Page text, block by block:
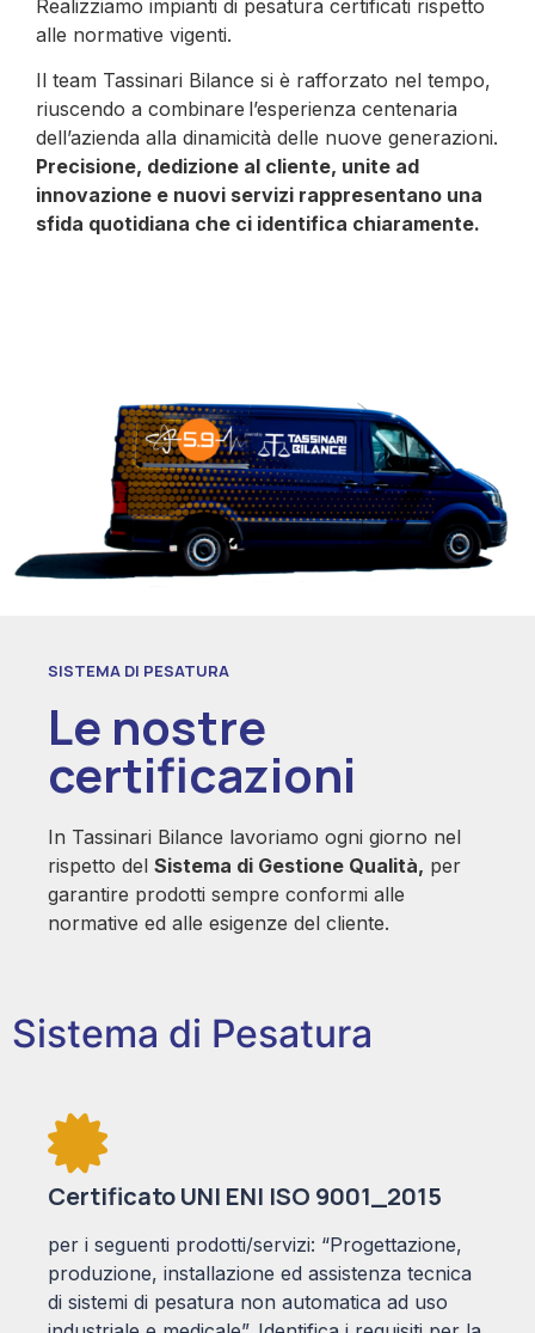
Realizziamo impianti di pesatura certificati rispetto
alle normative vigenti.
Il team Tassinari Bilance si è rafforzato nel tempo,
riuscendo a combinare l’esperienza centenaria
dell’azienda alla dinamicità delle nuove generazioni.
Precisione, dedizione al cliente, unite ad
innovazione e nuovi servizi rappresentano una
sfida quotidiana che ci identifica chiaramente.
SISTEMA DI PESATURA
Le nostre
certificazioni
In Tassinari Bilance lavoriamo ogni giorno nel
rispetto del Sistema di Gestione Qualità, per
garantire prodotti sempre conformi alle
normative ed alle esigenze del cliente.
Sistema di Pesatura
Certificato UNI ENI ISO 9001_2015
per i seguenti prodotti/servizi: “Progettazione,
produzione, installazione ed assistenza tecnica
di sistemi di pesatura non automatica ad uso